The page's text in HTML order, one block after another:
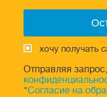
хочу получать
Отправляя
"Согласие на